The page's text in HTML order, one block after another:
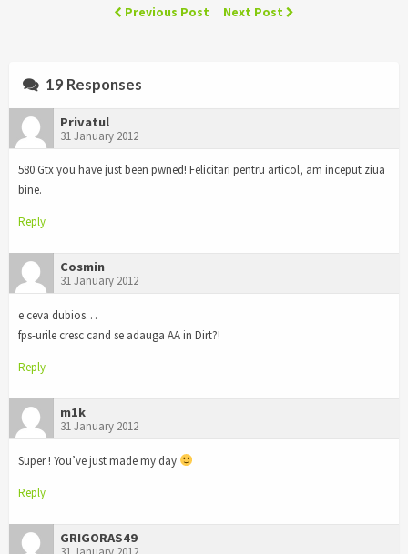
Previous Post Next Post
19 Responses
Privatul
31 January 2012
580 Gtx you have just been pwned! Felicitari pentru articol, am inceput ziua
bine.
Reply
Cosmin
31 January 2012
e ceva dubios…
fps-urile cresc cand se adauga AA in Dirt?!
Reply
m1k
31 January 2012
Super ! You’ve just made my day
Reply
GRIGORAS49